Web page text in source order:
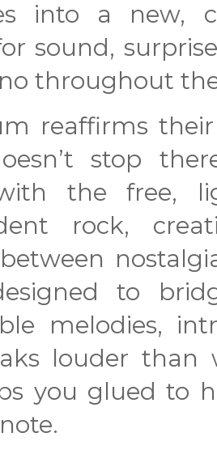
into a new,
sound,
throughout
reaffirms
stop
the free,
rock,
to
melodies,
louder than
you glued to